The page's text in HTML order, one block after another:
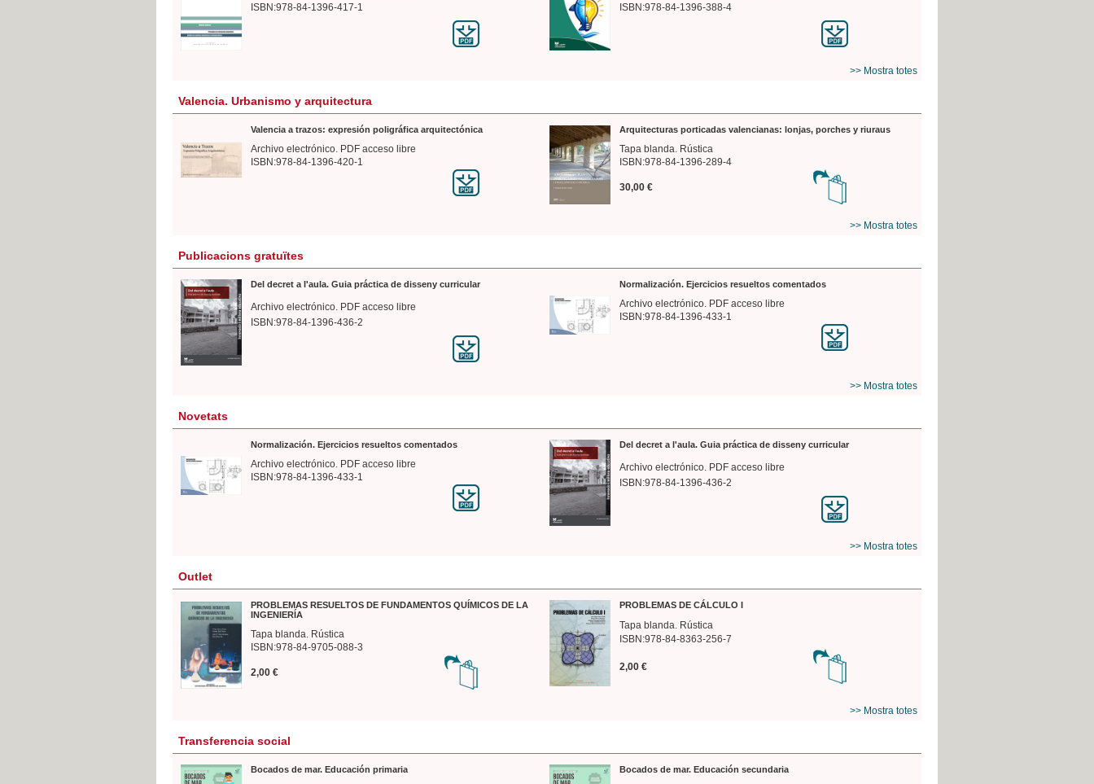
ISBN:978-84-1396-417-1
ISBN:978-84-1396-388-4
>> Mostra totes
Valencia. Urbanismo y arquitectura
Valencia a trazos: expresión poligráfica arquitectónica
Archivo electrónico. PDF acceso libre
ISBN:978-84-1396-420-1
Arquitecturas porticadas valencianas: lonjas, porches y riuraus
Tapa blanda. Rústica
ISBN:978-84-1396-289-4
30,00 €
>> Mostra totes
Publicacions gratuïtes
Del decret a l'aula. Guia práctica de disseny curricular
Archivo electrónico. PDF acceso libre
ISBN:978-84-1396-436-2
Normalización. Ejercicios resueltos comentados
Archivo electrónico. PDF acceso libre
ISBN:978-84-1396-433-1
>> Mostra totes
Novetats
Normalización. Ejercicios resueltos comentados
Archivo electrónico. PDF acceso libre
ISBN:978-84-1396-433-1
Del decret a l'aula. Guia práctica de disseny curricular
Archivo electrónico. PDF acceso libre
ISBN:978-84-1396-436-2
>> Mostra totes
Outlet
PROBLEMAS RESUELTOS DE FUNDAMENTOS QUÍMICOS DE LA
INGENIERÍA
Tapa blanda. Rústica
ISBN:978-84-9705-088-3
2,00 €
PROBLEMAS DE CÁLCULO I
Tapa blanda. Rústica
ISBN:978-84-8363-256-7
2,00 €
>> Mostra totes
Transferencia social
Bocados de mar. Educación primaria Bocados de mar. Educación secundaria